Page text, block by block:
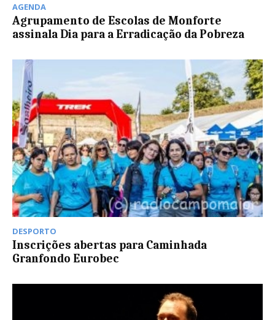
AGENDA
Agrupamento de Escolas de Monforte
assinala Dia para a Erradicação da Pobreza
DESPORTO
Inscrições abertas para Caminhada
Granfondo Eurobec